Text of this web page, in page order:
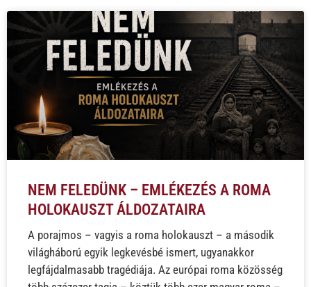
NEM FELEDÜNK – EMLÉKEZÉS A ROMA
HOLOKAUSZT ÁLDOZATAIRA
A porajmos – vagyis a roma holokauszt – a második
világháború egyik legkevésbé ismert, ugyanakkor
legfájdalmasabb tragédiája. Az európai roma közösség